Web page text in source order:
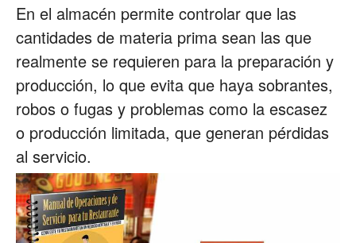
En el almacén permite controlar que las
cantidades de materia prima sean las que
realmente se requieren para la preparación y
producción, lo que evita que haya sobrantes,
robos o fugas y problemas como la escasez
o producción limitada, que generan pérdidas
al servicio.